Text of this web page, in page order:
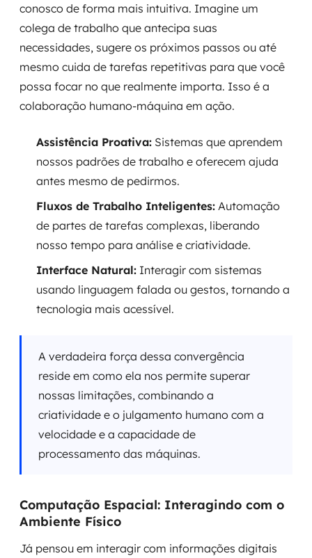
conosco de forma mais intuitiva. Imagine um
colega de trabalho que antecipa suas
necessidades, sugere os próximos passos ou até
mesmo cuida de tarefas repetitivas para que você
possa focar no que realmente importa. Isso é a
colaboração humano-máquina em ação.
Assistência Proativa: Sistemas que aprendem
nossos padrões de trabalho e oferecem ajuda
antes mesmo de pedirmos.
Fluxos de Trabalho Inteligentes: Automação
de partes de tarefas complexas, liberando
nosso tempo para análise e criatividade.
Interface Natural: Interagir com sistemas
usando linguagem falada ou gestos, tornando a
tecnologia mais acessível.
A verdadeira força dessa convergência
reside em como ela nos permite superar
nossas limitações, combinando a
criatividade e o julgamento humano com a
velocidade e a capacidade de
processamento das máquinas.
Computação Espacial: Interagindo com o
Ambiente Físico
Já pensou em interagir com informações digitais